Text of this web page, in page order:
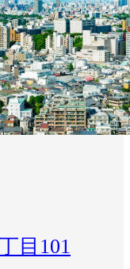
目101